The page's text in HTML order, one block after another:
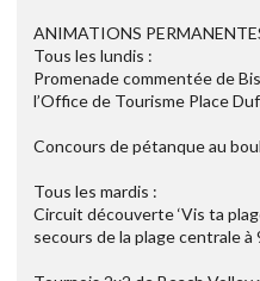
ANIMATIONS
Tous les lundis :
Promenade commentée de
l’Office de Tourisme Place
Concours de pétanque au
Tous les mardis :
Circuit découverte ‘Vis ta
secours de la plage centrale à